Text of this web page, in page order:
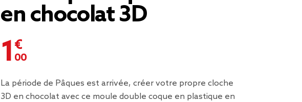
en chocolat 3D
1,00 €
La période de Pâques est arrivée, créer votre propre cloche
3D en chocolat avec ce moule double coque en plastique en